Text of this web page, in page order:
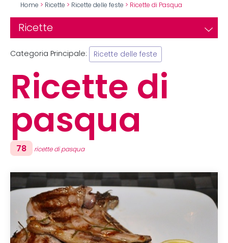
Home > Ricette > Ricette delle feste > Ricette di Pasqua
Ricette
Categoria Principale: Ricette delle feste
Ricette di
pasqua
78 ricette di pasqua